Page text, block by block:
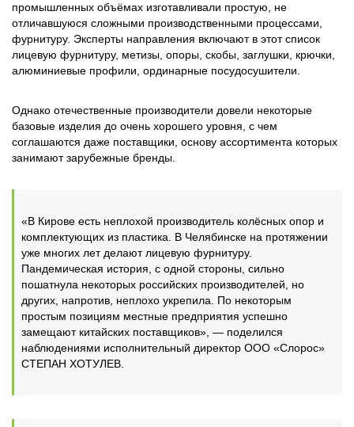
промышленных объёмах изготавливали простую, не
отличавшуюся сложными производственными процессами,
фурнитуру. Эксперты направления включают в этот список
лицевую фурнитуру, метизы, опоры, скобы, заглушки, крючки,
алюминиевые профили, ординарные посудосушители.
Однако отечественные производители довели некоторые
базовые изделия до очень хорошего уровня, с чем
соглашаются даже поставщики, основу ассортимента которых
занимают зарубежные бренды.
«В Кирове есть неплохой производитель колёсных опор и
комплектующих из пластика. В Челябинске на протяжении
уже многих лет делают лицевую фурнитуру.
Пандемическая история, с одной стороны, сильно
пошатнула некоторых российских производителей, но
других, напротив, неплохо укрепила. По некоторым
простым позициям местные предприятия успешно
замещают китайских поставщиков», — поделился
наблюдениями исполнительный директор ООО «Слорос»
СТЕПАН ХОТУЛЕВ.